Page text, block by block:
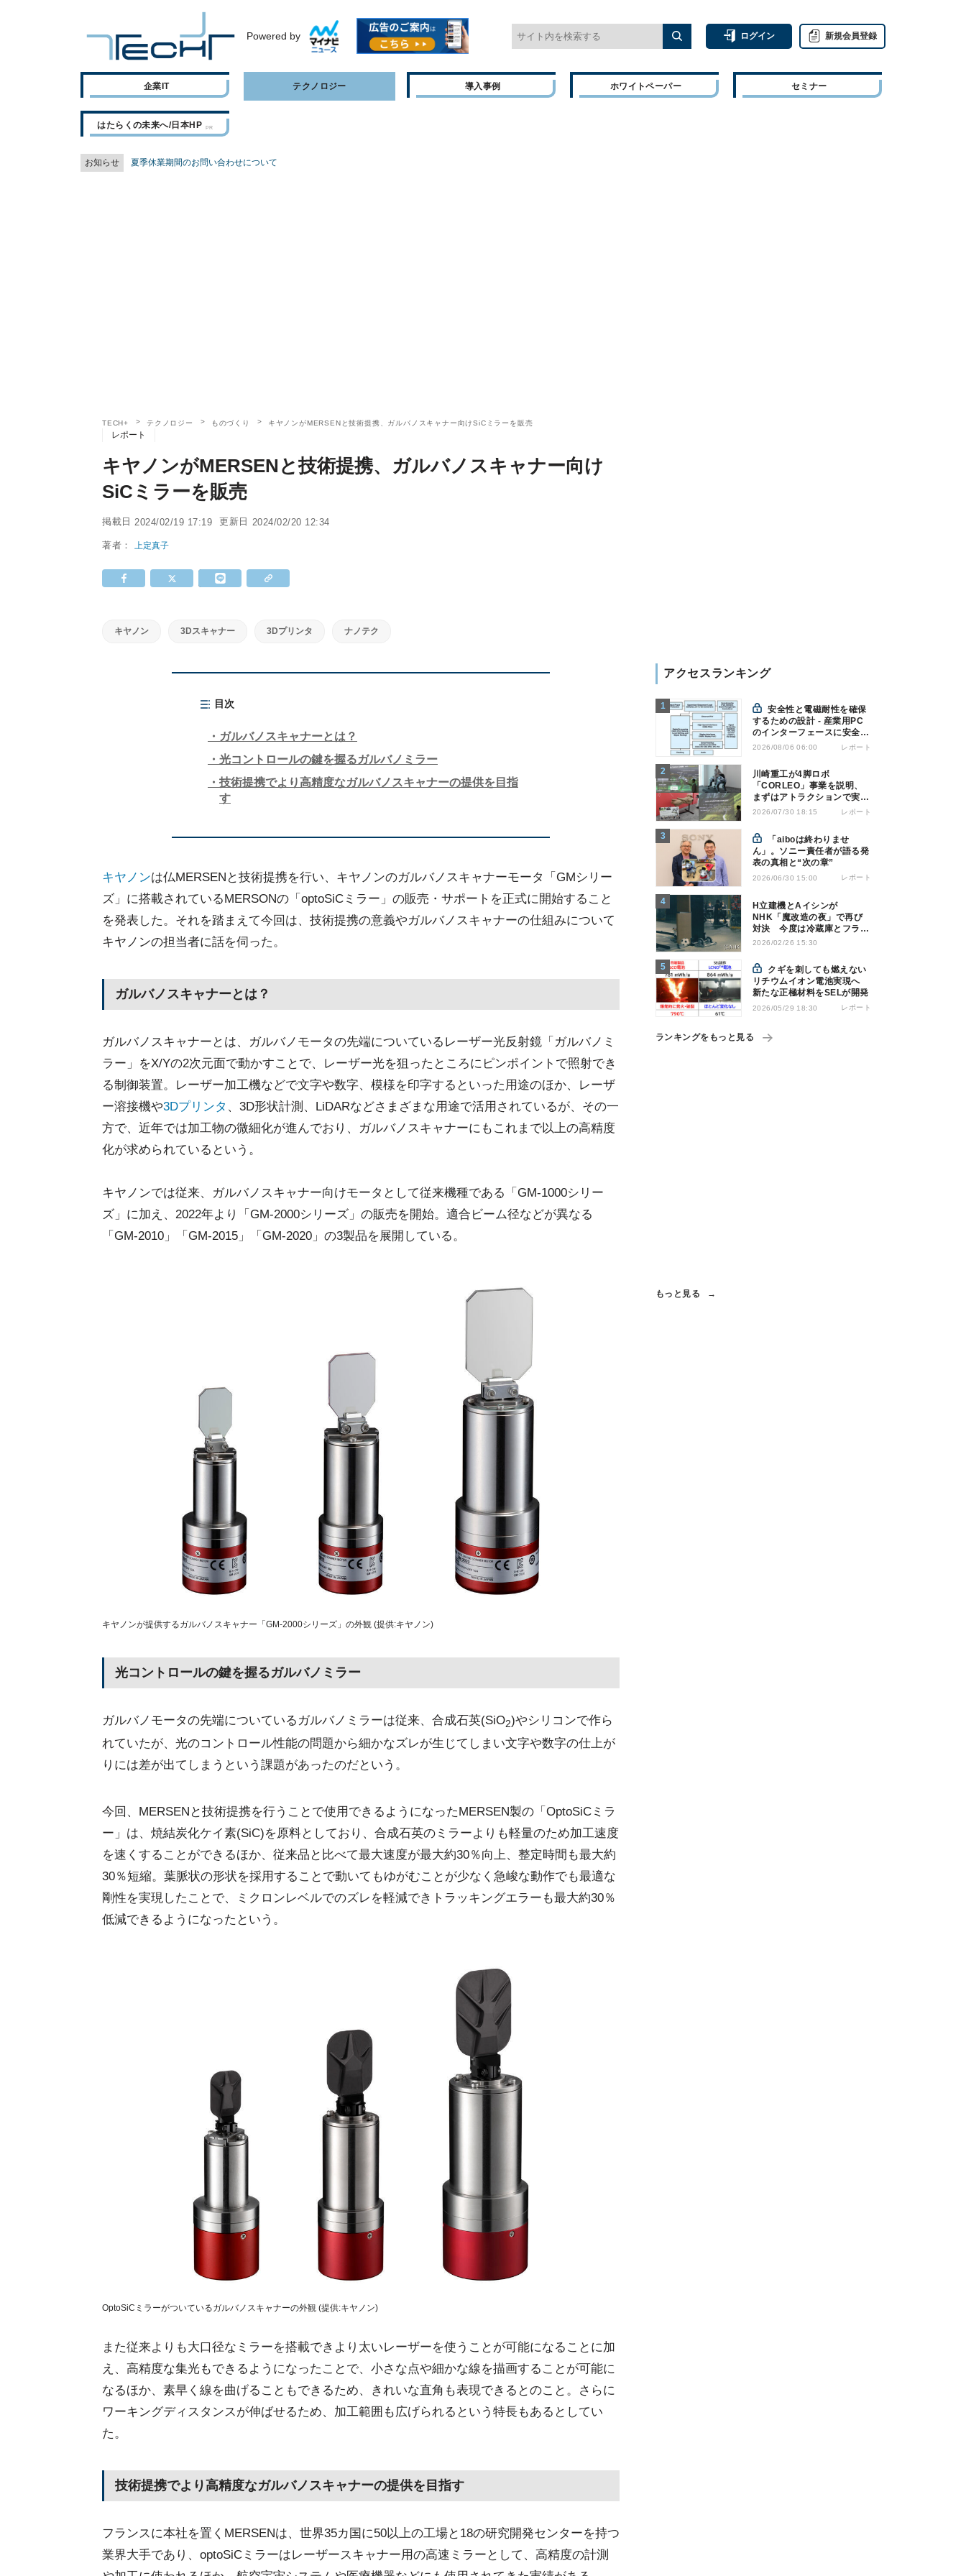
Powered by ログイン 新規会員登録
企業IT テクノロジー 導入事例 ホワイトペーパー セミナー
はたらくの未来へ/日本HP
お知らせ 夏季休業期間のお問い合わせについて
TECH+ テクノロジー ものづくり キヤノンがMERSENと技術提携、ガルバノスキャナー向けSiCミラーを販売
レポート
キヤノンがMERSENと技術提携、ガルバノスキャナー向け
SiCミラーを販売
掲載日 2024/02/19 17:19 更新日 2024/02/20 12:34
著者：上定真子
キヤノン 3Dスキャナー 3Dプリンタ ナノテク
目次
ガルバノスキャナーとは？
光コントロールの鍵を握るガルバノミラー
技術提携でより高精度なガルバノスキャナーの提供を目指
す
キヤノンは仏MERSENと技術提携を行い、キヤノンのガルバノスキャナーモータ「GMシリー
ズ」に搭載されているMERSONの「optoSiCミラー」の販売・サポートを正式に開始すること
を発表した。それを踏まえて今回は、技術提携の意義やガルバノスキャナーの仕組みについて
キヤノンの担当者に話を伺った。
ガルバノスキャナーとは？
ガルバノスキャナーとは、ガルバノモータの先端についているレーザー光反射鏡「ガルバノミ
ラー」をX/Yの2次元面で動かすことで、レーザー光を狙ったところにピンポイントで照射でき
る制御装置。レーザー加工機などで文字や数字、模様を印字するといった用途のほか、レーザ
ー溶接機や3Dプリンタ 、3D形状計測、LiDARなどさまざまな用途で活用されているが、その一
方で、近年では加工物の微細化が進んでおり、ガルバノスキャナーにもこれまで以上の高精度
化が求められているという。
キヤノンでは従来、ガルバノスキャナー向けモータとして従来機種である「GM-1000シリー
ズ」に加え、2022年より「GM-2000シリーズ」の販売を開始。適合ビーム径などが異なる
「GM-2010」「GM-2015」「GM-2020」の3製品を展開している。
キヤノンが提供するガルバノスキャナー「GM-2000シリーズ」の外観 (提供:キヤノン)
光コントロールの鍵を握るガルバノミラー
ガルバノモータの先端についているガルバノミラーは従来、合成石英(SiO2)やシリコンで作ら
れていたが、光のコントロール性能の問題から細かなズレが生じてしまい文字や数字の仕上が
りには差が出てしまうという課題があったのだという。
今回、MERSENと技術提携を行うことで使用できるようになったMERSEN製の「OptoSiCミラ
ー」は、焼結炭化ケイ素(SiC)を原料としており、合成石英のミラーよりも軽量のため加工速度
を速くすることができるほか、従来品と比べて最大速度が最大約30％向上、整定時間も最大約
30％短縮。葉脈状の形状を採用することで動いてもゆがむことが少なく急峻な動作でも最適な
剛性を実現したことで、ミクロンレベルでのズレを軽減できトラッキングエラーも最大約30％
低減できるようになったという。
OptoSiCミラーがついているガルバノスキャナーの外観 (提供:キヤノン)
また従来よりも大口径なミラーを搭載できより太いレーザーを使うことが可能になることに加
え、高精度な集光もできるようになったことで、小さな点や細かな線を描画することが可能に
なるほか、素早く線を曲げることもできるため、きれいな直角も表現できるとのこと。さらに
ワーキングディスタンスが伸ばせるため、加工範囲も広げられるという特長もあるとしてい
た。
技術提携でより高精度なガルバノスキャナーの提供を目指す
フランスに本社を置くMERSENは、世界35カ国に50以上の工場と18の研究開発センターを持つ
業界大手であり、optoSiCミラーはレーザースキャナー用の高速ミラーとして、高精度の計測
アクセスランキング
安全性と電磁耐性を確保
するための設計 - 産業用PC
のインターフェースに安全絶
縁を適用する
2026/08/06 06:00 レポート
川崎重工が4脚ロボ
「CORLEO」事業を説明、
まずはアトラクションで実用
化へ
2026/07/30 18:15 レポート
ん」。ソニー責任者が語る発
表の真相と“次の章”
2026/06/30 15:00 レポート
H立建機とAイシンが
NHK「魔改造の夜」で再び
対決 今度は冷蔵庫とフライ
パンでサッカーPK!?
2026/02/26 15:30
リチウムイオン電池実現へ
新たな正極材料をSELが開発
2026/05/29 18:30 レポート
ランキングをもっと見る
もっと見る